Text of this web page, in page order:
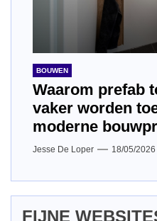
BOUWEN
Waarom prefab
vaker worden
moderne
Jesse De Loper 18/05/2026
FIJNE